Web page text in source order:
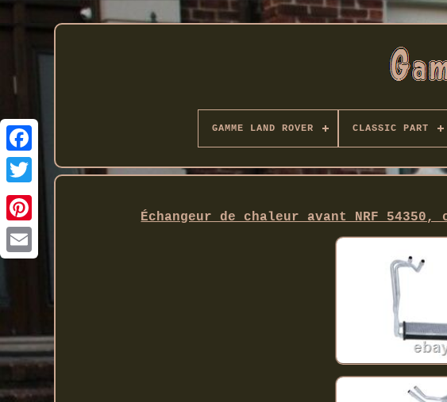
Twitter
GAMME LAND ROVER CLASSIC PART
Échangeur de chaleur avant NRF 54350,